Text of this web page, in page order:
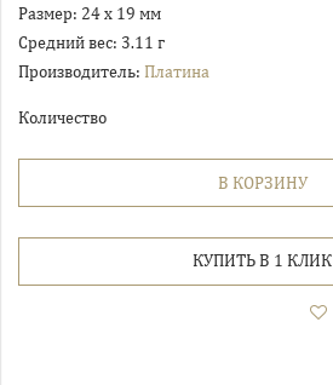
Размер: 24 х 19 мм
Средний вес: 3.11 г
Производитель: Платина
Количество
В КОРЗИНУ
КУПИТЬ В 1 КЛИК